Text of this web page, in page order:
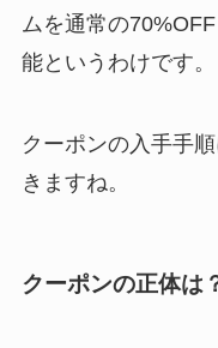
ムを通常の
能というわけです。
クーポンの入手手
きますね。
クーポンの正体は